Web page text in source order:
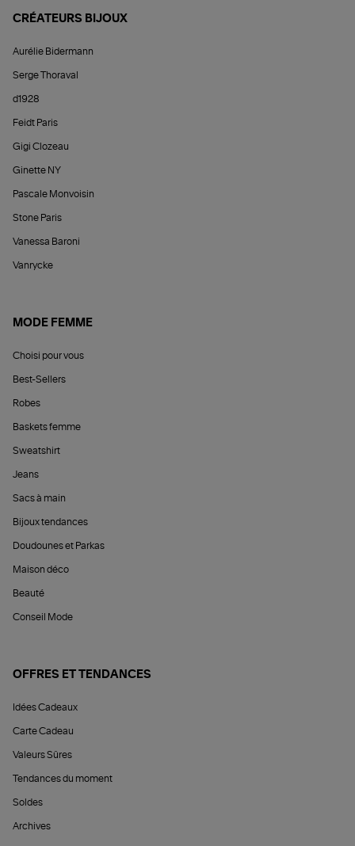
CRÉATEURS BIJOUX
Aurélie Bidermann
Serge Thoraval
d1928
Feidt Paris
Gigi Clozeau
Ginette NY
Pascale Monvoisin
Stone Paris
Vanessa Baroni
Vanrycke
MODE FEMME
Choisi pour vous
Best-Sellers
Robes
Baskets femme
Sweatshirt
Jeans
Sacs à main
Bijoux tendances
Doudounes et Parkas
Maison déco
Beauté
Conseil Mode
OFFRES ET TENDANCES
Idées Cadeaux
Carte Cadeau
Valeurs Sûres
Tendances du moment
Soldes
Archives